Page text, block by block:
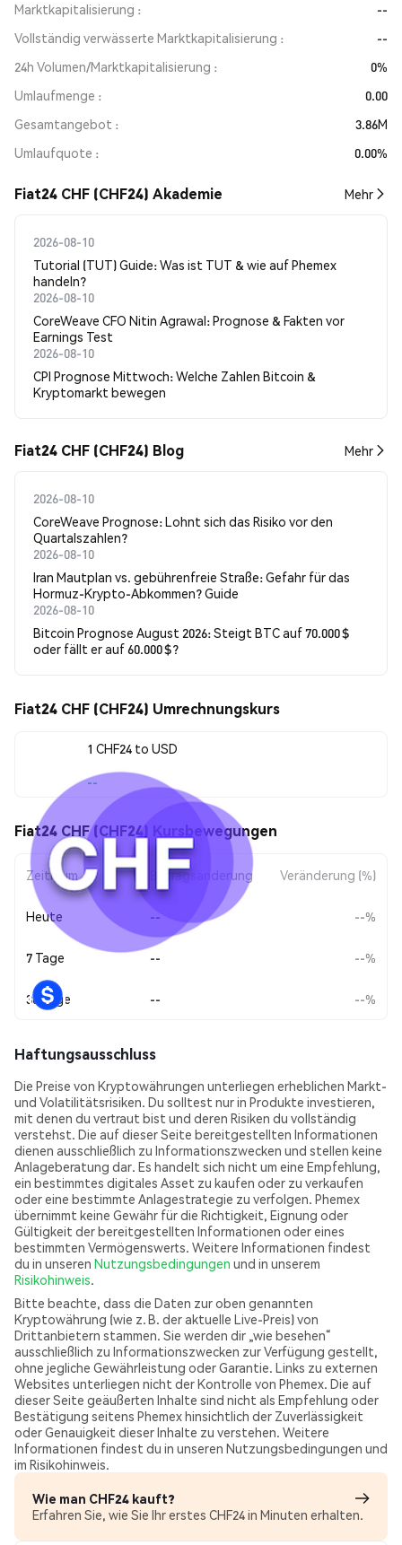
Marktkapitalisierung
--
Vollständig verwässerte Marktkapitalisierung
--
24h Volumen/Marktkapitalisierung
0%
Umlaufmenge
0.00
Gesamtangebot
3.86M
Umlaufquote
0.00%
Fiat24 CHF (CHF24) Akademie Mehr
2026-08-10
Tutorial (TUT) Guide: Was ist TUT & wie auf Phemex
handeln?
2026-08-10
CoreWeave CFO Nitin Agrawal: Prognose & Fakten vor
Earnings Test
2026-08-10
CPI Prognose Mittwoch: Welche Zahlen Bitcoin &
Kryptomarkt bewegen
Fiat24 CHF (CHF24) Blog Mehr
2026-08-10
CoreWeave Prognose: Lohnt sich das Risiko vor den
Quartalszahlen?
2026-08-10
Iran Mautplan vs. gebührenfreie Straße: Gefahr für das
Hormuz-Krypto-Abkommen? Guide
2026-08-10
Bitcoin Prognose August 2026: Steigt BTC auf 70.000 $
oder fällt er auf 60.000 $?
Fiat24 CHF (CHF24) Umrechnungskurs
1 CHF24 to USD
--
Fiat24 CHF (CHF24) Kursbewegungen
Zeitraum Betragsänderung Veränderung (%)
Heute -- --%
7 Tage -- --%
30 Tage -- --%
Haftungsausschluss
Die Preise von Kryptowährungen unterliegen erheblichen Markt-
und Volatilitätsrisiken. Du solltest nur in Produkte investieren,
mit denen du vertraut bist und deren Risiken du vollständig
verstehst. Die auf dieser Seite bereitgestellten Informationen
dienen ausschließlich zu Informationszwecken und stellen keine
Anlageberatung dar. Es handelt sich nicht um eine Empfehlung,
ein bestimmtes digitales Asset zu kaufen oder zu verkaufen
oder eine bestimmte Anlagestrategie zu verfolgen. Phemex
übernimmt keine Gewähr für die Richtigkeit, Eignung oder
Gültigkeit der bereitgestellten Informationen oder eines
bestimmten Vermögenswerts. Weitere Informationen findest
du in unseren Nutzungsbedingungen und in unserem
Risikohinweis.
Bitte beachte, dass die Daten zur oben genannten
Kryptowährung (wie z. B. der aktuelle Live-Preis) von
Drittanbietern stammen. Sie werden dir „wie besehen“
ausschließlich zu Informationszwecken zur Verfügung gestellt,
ohne jegliche Gewährleistung oder Garantie. Links zu externen
Websites unterliegen nicht der Kontrolle von Phemex. Die auf
dieser Seite geäußerten Inhalte sind nicht als Empfehlung oder
Bestätigung seitens Phemex hinsichtlich der Zuverlässigkeit
oder Genauigkeit dieser Inhalte zu verstehen. Weitere
Informationen findest du in unseren Nutzungsbedingungen und
im Risikohinweis.
Wie man CHF24 kauft?
Erfahren Sie, wie Sie Ihr erstes CHF24 in Minuten erhalten.